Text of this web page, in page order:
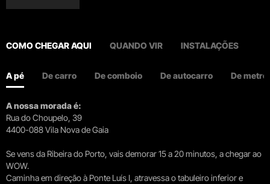
COMO CHEGAR AQUI QUANDO VIR INSTALAÇÕES
A pé De carro De comboio De autocarro De metro
A nossa morada é:
Rua do Choupelo, 39
4400-088 Vila Nova de Gaia
Se vens da Ribeira do Porto, vais demorar 15 a 20 minutos, a chegar ao
WOW.
Caminha em direção à Ponte Luís I, atravessa o tabuleiro inferior e